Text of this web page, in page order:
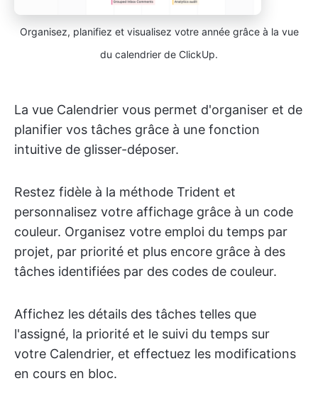
Organisez, planifiez et visualisez votre année grâce à la vue
du calendrier de ClickUp.
La vue Calendrier vous permet d'organiser et de
planifier vos tâches grâce à une fonction
intuitive de glisser-déposer.
Restez fidèle à la méthode Trident et
personnalisez votre affichage grâce à un code
couleur. Organisez votre emploi du temps par
projet, par priorité et plus encore grâce à des
tâches identifiées par des codes de couleur.
Affichez les détails des tâches telles que
l'assigné, la priorité et le suivi du temps sur
votre Calendrier, et effectuez les modifications
en cours en bloc.